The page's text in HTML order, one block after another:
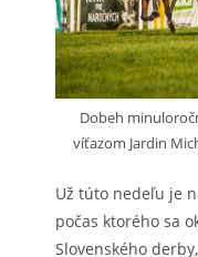
Dobeh
víťazom Jardin
Už túto nedeľu je
počas ktorého sa
Slovenského